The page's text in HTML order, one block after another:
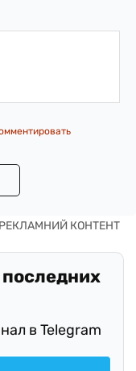
последних
в Telegram